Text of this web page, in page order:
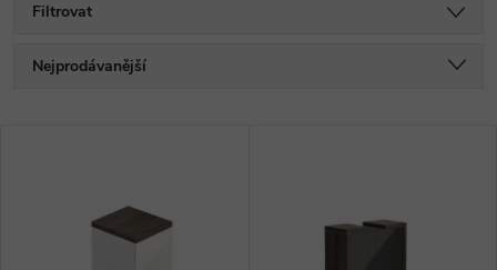
Filtrovat
Ř
Nejprodávanější